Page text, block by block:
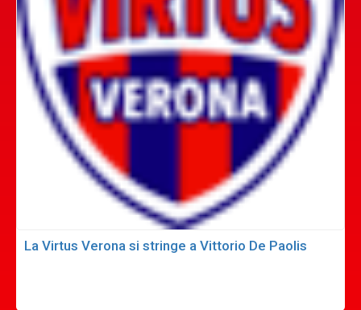
La Virtus Verona si stringe a Vittorio De Paolis